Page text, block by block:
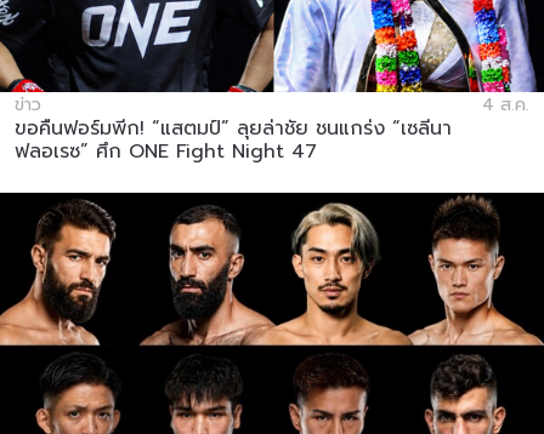
ข่าว 4 ส.ค.
ขอคืนฟอร์มพีก! “แสตมป์” ลุยล่าชัย ชนแกร่ง “เซลีนา
ฟลอเรซ” ศึก ONE Fight Night 47